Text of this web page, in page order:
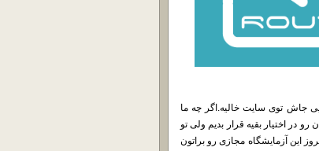
جاش توی سایت خالیه.اگر چه ما
در اختیار بقیه قرار بدیم ولی تو
این آزمایشگاه مجازی رو براتون